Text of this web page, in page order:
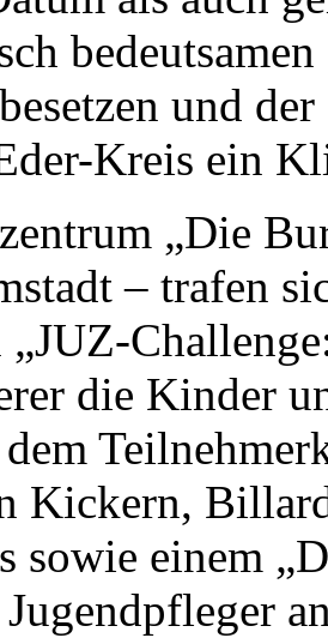
und
Kreis ein
„Die
– trafen
die Kinder
dem
Kickern,
sowie einem